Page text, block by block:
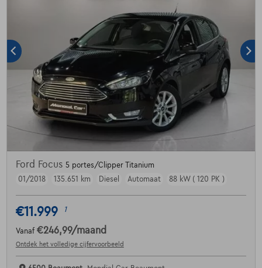
Ford Focus 5 portes/Clipper Titanium
01/2018
135.651 km Diesel Automaat 88 kW ( 120 PK )
€11.999 1
Vanaf €246,99/maand
Ontdek het volledige cijfervoorbeeld